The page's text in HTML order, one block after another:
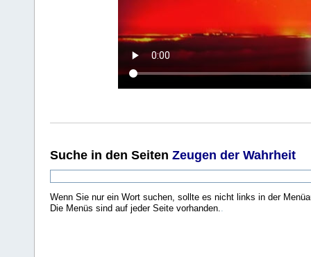
Suche in den Seiten Zeugen der Wahrheit
Wenn Sie nur ein Wort suchen, sollte es nicht links in der
Die Menüs sind auf jeder Seite vorhanden.